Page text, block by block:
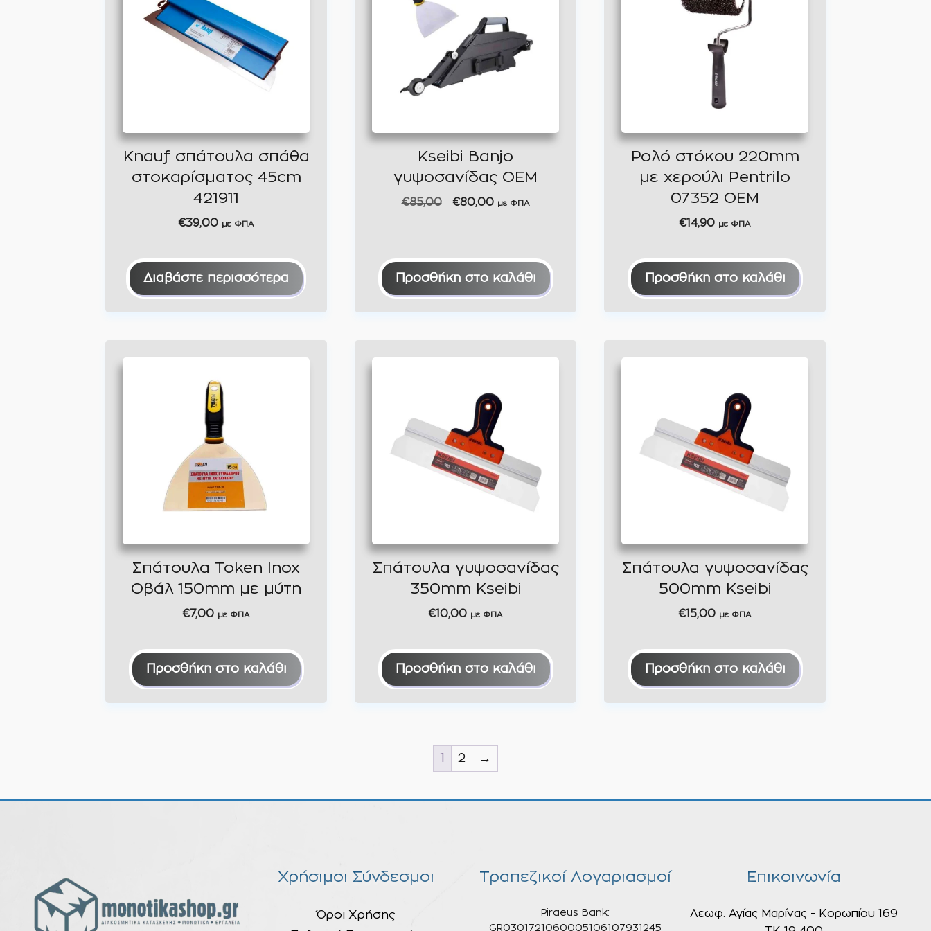
Knauf σπάτουλα σπάθα
στοκαρίσματος 45cm
421911
€39,00 με ΦΠΑ
Διαβάστε περισσότερα
Kseibi Banjo
γυψοσανίδας ΟΕΜ
€85,00
Original
€80,00Ημε ΦΠΑ
Προσθήκη στο καλάθι
Ρολό στόκου 220mm
με χερούλι Pentrilo
07352 OEM
€14,90 με ΦΠΑ
Προσθήκη στο καλάθι
Σπάτουλα Token Inox
Οβάλ 150mm με μύτη
€7,00 με ΦΠΑ
Προσθήκη στο καλάθι
Σπάτουλα γυψοσανίδας
350mm Kseibi
€10,00 με ΦΠΑ
Προσθήκη στο καλάθι
Σπάτουλα γυψοσανίδας
500mm Kseibi
€15,00 με ΦΠΑ
Προσθήκη στο καλάθι
1 2 →
Χρήσιμοι Σύνδεσμοι
Όροι Χρήσης
Τραπεζικοί Λογαριασμοί
Piraeus Bank:
GR0301721060005106107931245
Επικοινωνία
Λεωφ. Αγίας Μαρίνας - Κορωπίου 169